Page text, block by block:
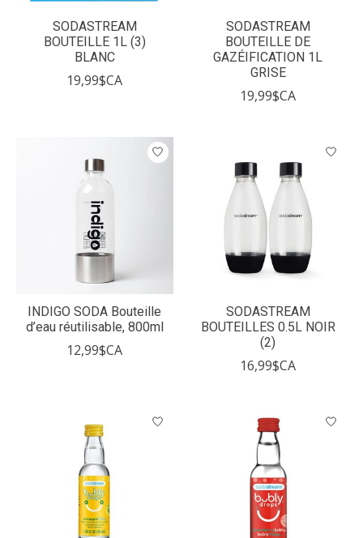
SODASTREAM
BOUTEILLE 1L (3)
BLANC
19,99$CA
SODASTREAM
BOUTEILLE DE
GAZÉIFICATION 1L
GRISE
19,99$CA
INDIGO SODA Bouteille
d’eau réutilisable, 800ml
12,99$CA
SODASTREAM
BOUTEILLES 0.5L NOIR
(2)
16,99$CA